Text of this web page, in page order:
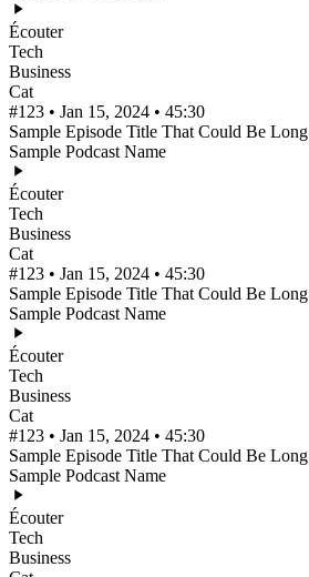
Écouter
Tech
Business
Cat
#123 • Jan 15, 2024 • 45:30
Sample Episode Title That Could Be Long
Sample Podcast Name
Écouter
Tech
Business
Cat
#123 • Jan 15, 2024 • 45:30
Sample Episode Title That Could Be Long
Sample Podcast Name
Écouter
Tech
Business
Cat
#123 • Jan 15, 2024 • 45:30
Sample Episode Title That Could Be Long
Sample Podcast Name
Écouter
Tech
Business